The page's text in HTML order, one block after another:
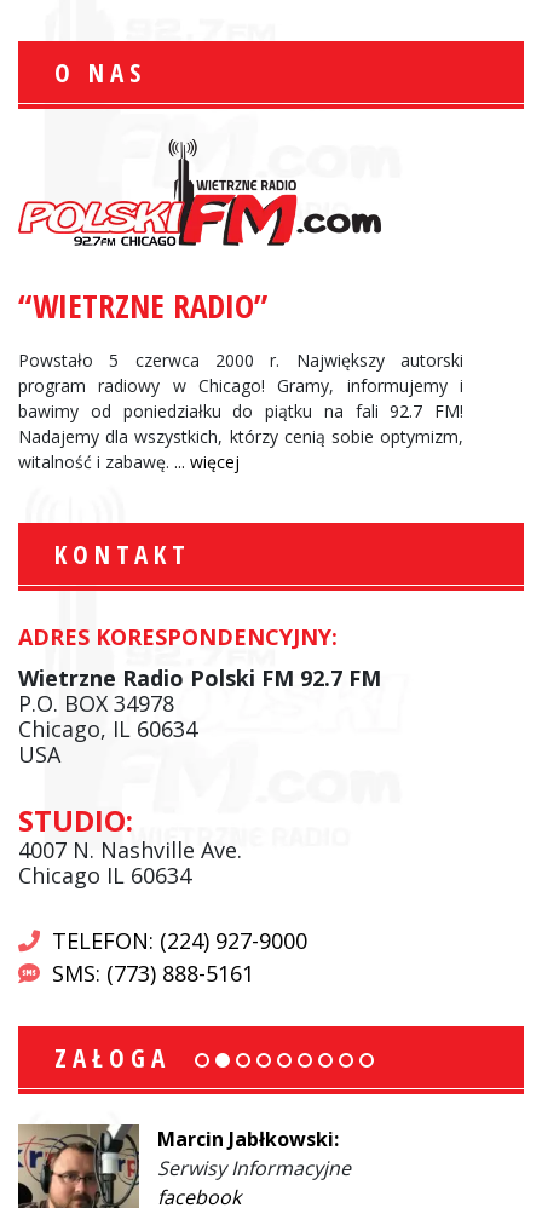
O NAS
“WIETRZNE RADIO”
Powstało 5 czerwca 2000 r. Największy autorski
program radiowy w Chicago! Gramy, informujemy i
bawimy od poniedziałku do piątku na fali 92.7 FM!
Nadajemy dla wszystkich, którzy cenią sobie optymizm,
witalność i zabawę. ... więcej
KONTAKT
ADRES KORESPONDENCYJNY:
Wietrzne Radio Polski FM 92.7 FM
P.O. BOX 34978
Chicago, IL 60634
USA
STUDIO:
4007 N. Nashville Ave.
Chicago IL 60634
TELEFON: (224) 927-9000
SMS: (773) 888-5161
ZAŁOGA
Marcin Jabłkowski:
Serwisy Informacyjne
facebook